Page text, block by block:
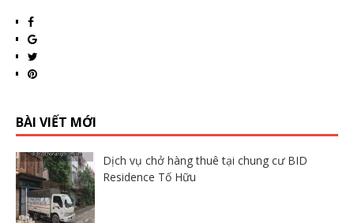
BÀI VIẾT MỚI
Dịch vụ chở hàng thuê tại chung cư BID
Residence Tố Hữu